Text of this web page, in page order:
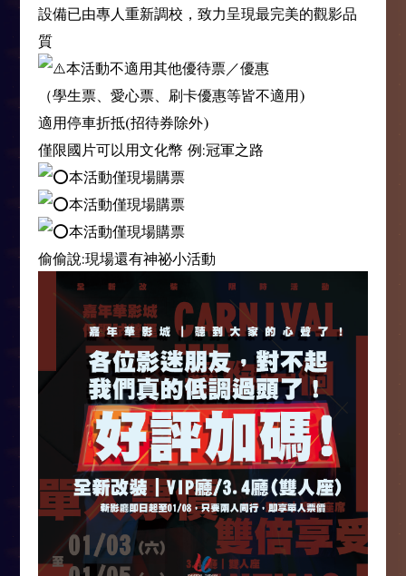
設備已由專人重新調校，致力呈現最完美的觀影品
質
本活動不適用其他優待票／優惠
（學生票、愛心票、刷卡優惠等皆不適用)
適用停車折抵(招待券除外)
僅限國片可以用文化幣 例:冠軍之路
本活動僅現場購票
本活動僅現場購票
本活動僅現場購票
偷偷說:現場還有神祕小活動